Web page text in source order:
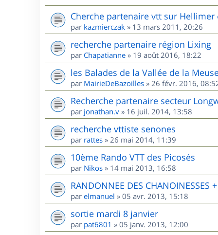
Cherche partenaire vtt sur Hellimer
par kazmierczak » 13 mars 2011, 20:26
recherche partenaire région Lixing
par Chapatianne » 19 août 2016, 18:22
les Balades de la Vallée de la
par MairieDeBazoilles » 26 févr. 2016,
Recherche partenaire secteur
par jonathan.v » 16 juil. 2014, 13:58
recherche vttiste senones
par rattes » 26 mai 2014, 11:39
10ème Rando VTT des Picosés
par Nikos » 14 mai 2013, 16:58
RANDONNEE DES CHANOINESSES
par elmanuel » 05 avr. 2013, 15:18
sortie mardi 8 janvier
par pat6801 » 05 janv. 2013, 12:00